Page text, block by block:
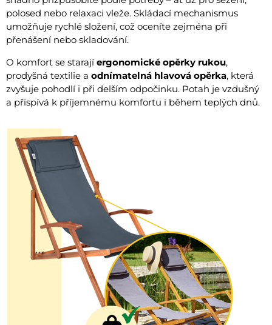
polosed nebo relaxaci vleže. Skládací mechanismus
umožňuje rychlé složení, což oceníte zejména při
přenášení nebo skladování.
O komfort se starajíergonomické opěrky rukou,
prodyšná textilie a odnímatelná hlavová opěrka, která
zvyšuje pohodlí i při delším odpočinku. Potah je vzdušný
a přispívá k příjemnému komfortu i během teplých dnů.